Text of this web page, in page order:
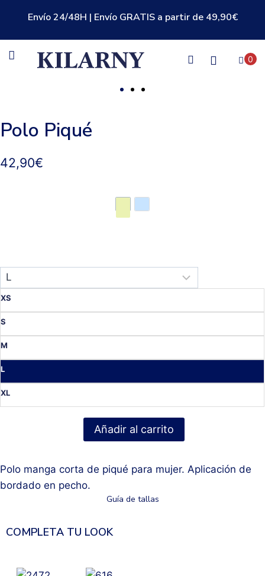
Envío 24/48H | Envío GRATIS a partir de 49,90€
0
Polo Piqué
42,90€
XS
S
M
L
XL
Añadir al carrito
Polo manga corta de piqué para mujer. Aplicación de
bordado en pecho.
Guía de tallas
COMPLETA TU LOOK